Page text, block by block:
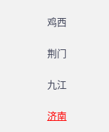
鸡西
荆门
九江
济南